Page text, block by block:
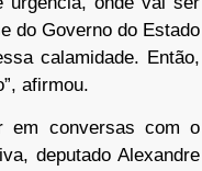
do Governo do Estado
calamidade. Então,
afirmou.
em conversas com o
deputado Alexandre